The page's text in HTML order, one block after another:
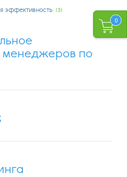
0
эффективность (3)
менеджеров по